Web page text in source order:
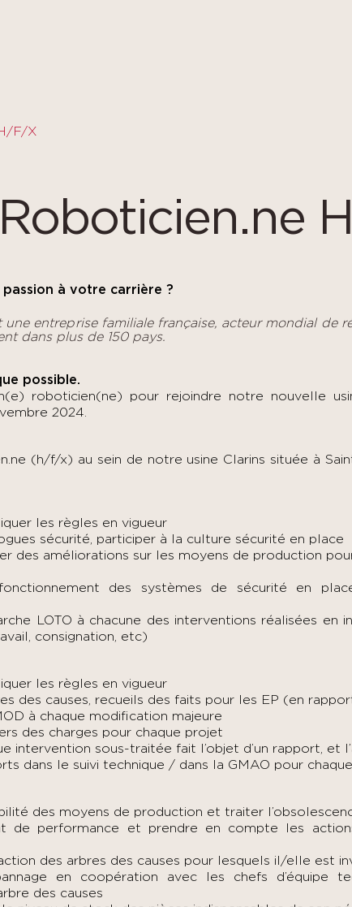
F/X
à votre carrière ?
une entreprise familiale française, acteur mondial de
dans plus de 150 pays.
possible.
roboticien(ne) pour rejoindre notre nouvelle
2024.
(h/f/x) au sein de notre usine Clarins située à
les règles en vigueur
sécurité, participer à la culture sécurité en place
des améliorations sur les moyens de production
des systèmes de sécurité en
LOTO à chacune des interventions réalisées en
consignation, etc)
les règles en vigueur
des causes, recueils des faits pour les EP (en
à chaque modification majeure
des charges pour chaque projet
intervention sous-traitée fait l’objet d’un rapport, et
dans le suivi technique / dans la GMAO pour
des moyens de production et traiter
de performance et prendre en compte les
des arbres des causes pour lesquels il/elle est
en coopération avec les chefs d’équipe
des causes